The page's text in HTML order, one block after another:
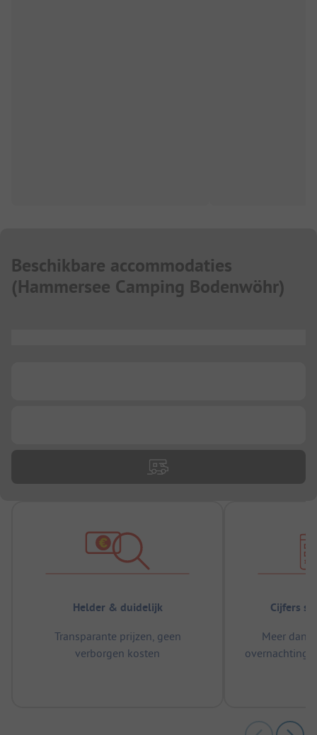
Beschikbare accommodaties
(Hammersee Camping Bodenwöhr)
Helder & duidelijk
Transparante prijzen, geen
verborgen kosten
Cijfers
Meer dan